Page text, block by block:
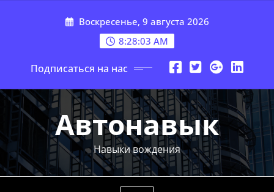
Воскресенье, 9 августа 2026
8:28:04 AM
Подписаться на нас
Автонавык
Навыки вождения